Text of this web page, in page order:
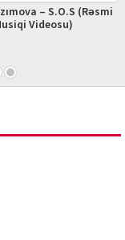
Adam | Zhurek |
2023 #adam